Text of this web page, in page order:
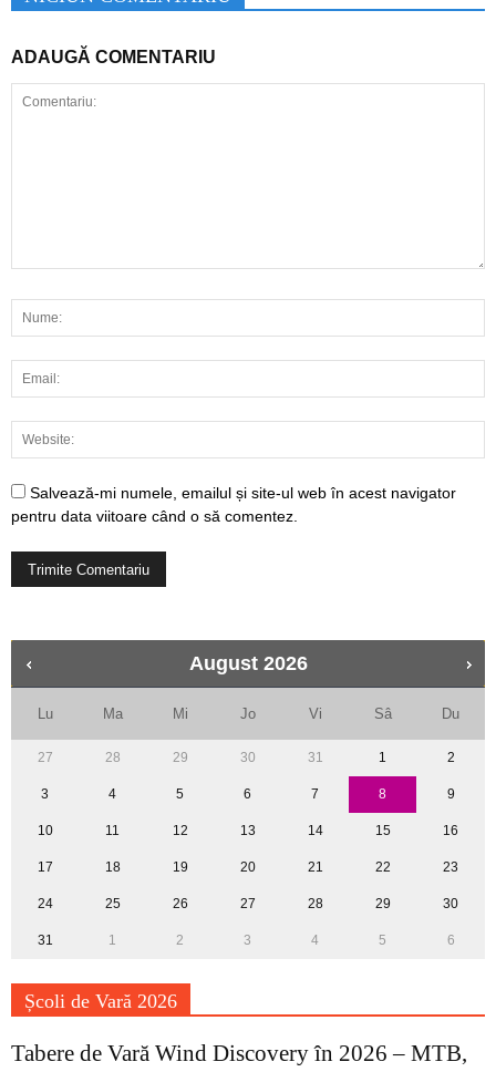
ADAUGĂ COMENTARIU
Salvează-mi numele, emailul și site-ul web în acest navigator
pentru data viitoare când o să comentez.
August 2026
Lu Ma Mi Jo Vi Sâ Du
27 28 29 30 31 1 2
3 4 5 6 7 8 9
10 11 12 13 14 15 16
17 18 19 20 21 22 23
24 25 26 27 28 29 30
31 1 2 3 4 5 6
Școli de Vară 2026
Tabere de Vară Wind Discovery în 2026 – MTB,